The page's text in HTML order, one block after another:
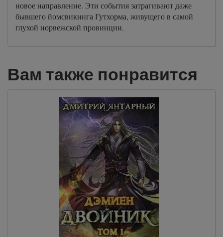
новое направление. Эти события затрагивают даже
бывшего йомсвикинга Гутхорма, живущего в самой
глухой норвежской провинции.
Вам также понравится